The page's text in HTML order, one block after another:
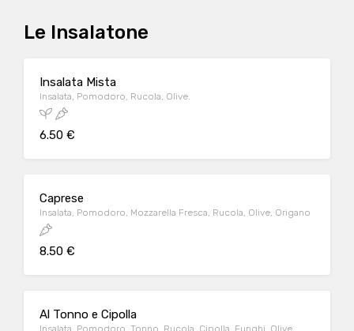
Le Insalatone
Insalata Mista
Insalata, Pomodoro, Rucola, Olive.
6.50 €
Caprese
Insalata, Pomodoro, Mozzarella Fresca, Rucola, Olive, Origano
8.50 €
Al Tonno e Cipolla
Insalata, Pomodoro, Tonno, Rucola, Cipolla, Funghi, Olive.